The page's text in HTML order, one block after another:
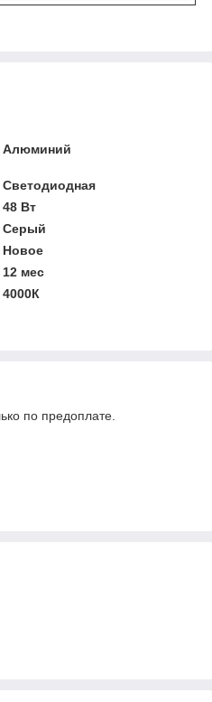
Алюминий
Светодиодная
48 Вт
Серый
Новое
12 мес
4000К
по предоплате.